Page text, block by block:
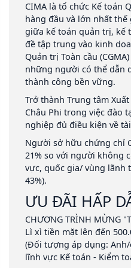
CIMA là tổ chức Kế toán
hàng đầu và lớn nhất
giữa kế toán quản trị, kế
đề tập trung vào kinh
Quản trị Toàn cầu
những người có thể dẫn
thành công bền vững.
Trở thành Trung tâm
Châu Phi trong việc đào
nghiệp đủ điều kiện về
Người sở hữu chứng chỉ
21% so với người không
vực, quốc gia/ vùng lãnh
43%).
ƯU ĐÃI HẤP
CHƯƠNG TRÌNH MỪNG
Lì xì tiền mặt lên đến
(Đối tượng áp dụng:
lĩnh vực Kế toán - Kiểm